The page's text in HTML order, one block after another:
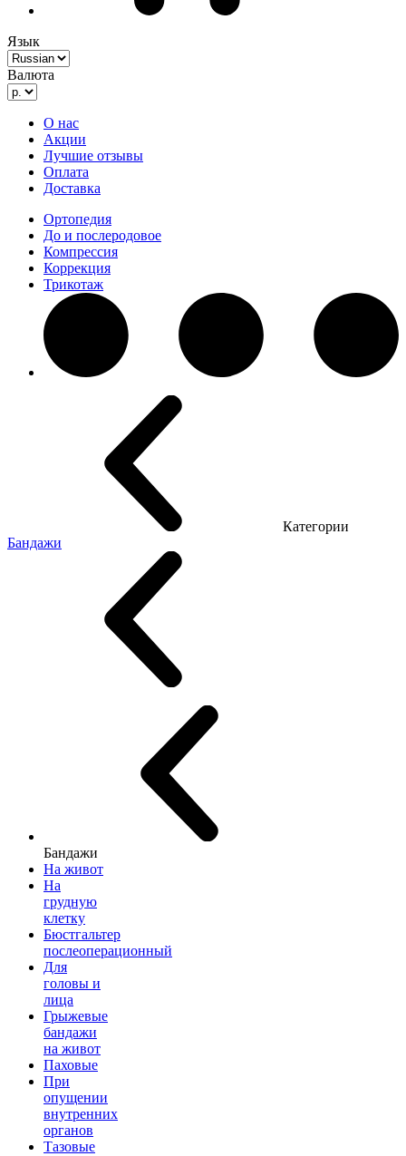
Язык
Валюта
О нас
Акции
Лучшие отзывы
Оплата
Доставка
Ортопедия
До и послеродовое
Компрессия
Коррекция
Трикотаж
Категории
Бандажи
Бандажи
На живот
На
грудную
клетку
Бюстгальтер
послеоперационный
Для
головы и
лица
Грыжевые
бандажи
на живот
Паховые
При
опущении
внутренних
органов
Тазовые